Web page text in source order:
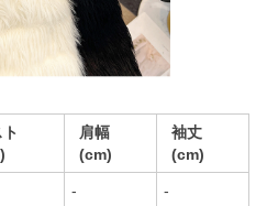
肩幅
(cm)
袖丈
(cm)
- -